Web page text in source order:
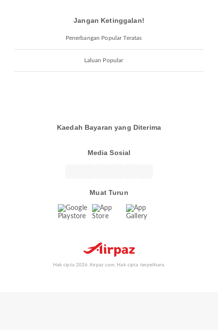
Jangan Ketinggalan!
Penerbangan Popular Teratas
Laluan Popular
Kaedah Bayaran yang Diterima
Media Sosial
Muat Turun
Hak cipta 2026 Airpaz.com. Hak cipta terpelihara.